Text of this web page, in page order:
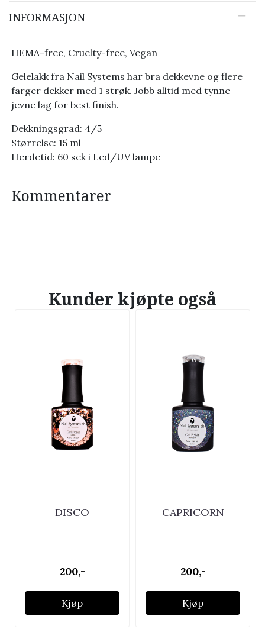
INFORMASJON
HEMA-free, Cruelty-free, Vegan
Gelelakk fra Nail Systems har bra dekkevne og flere
farger dekker med 1 strøk. Jobb alltid med tynne
jevne lag for best finish.
Dekkningsgrad: 4/5
Størrelse: 15 ml
Herdetid: 60 sek i Led/UV lampe
Kommentarer
Kunder kjøpte også
DISCO
200,-
Kjøp
CAPRICORN
200,-
Kjøp